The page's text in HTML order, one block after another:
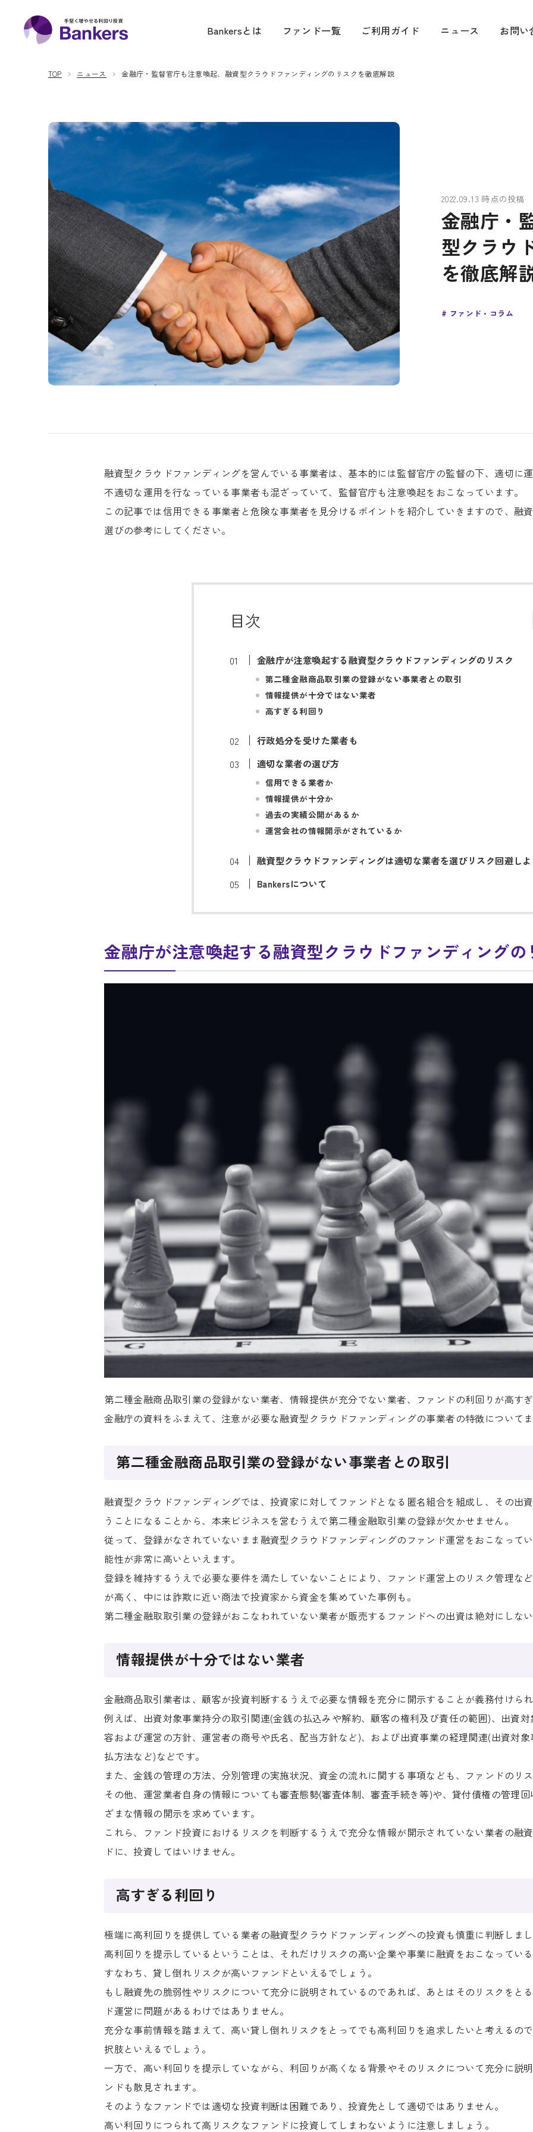
Bankersとは ファンド一覧 ご利用ガイド ニュース お問い
TOP ニュース 金融庁・監督官庁も注意喚起、融資型クラウドファンディングのリスクを徹底解説
2022.09.13 時点の投稿
金融庁・
型クラウ
を徹底解
ファンド・コラム
融資型クラウドファンディングを営んでいる事業者は、基本的には監督官庁の監督の下、適切に
不適切な運用を行なっている事業者も混ざっていて、監督官庁も注意喚起をおこなっています。
この記事では信用できる事業者と危険な事業者を見分けるポイントを紹介していきますので、融
選びの参考にしてください。
目次
金融庁が注意喚起する融資型クラウドファンディングのリスク
第二種金融商品取引業の登録がない事業者との取引
情報提供が十分ではない業者
高すぎる利回り
行政処分を受けた業者も
適切な業者の選び方
信用できる業者か
情報提供が十分か
過去の実績公開があるか
運営会社の情報開示がされているか
融資型クラウドファンディングは適切な業者を選びリスク回避しよ
Bankersについて
金融庁が注意喚起する融資型クラウドファンディングの
第二種金融商品取引業の登録がない業者、情報提供が充分でない業者、ファンドの利回りが高す
金融庁の資料をふまえて、注意が必要な融資型クラウドファンディングの事業者の特徴についてま
第二種金融商品取引業の登録がない事業者との取引
融資型クラウドファンディングでは、投資家に対してファンドとなる匿名組合を組成し、その出
うことになることから、本来ビジネスを営むうえで第二種金融取引業の登録が欠かせません。
従って、登録がなされていないまま融資型クラウドファンディングのファンド運営をおこなって
能性が非常に高いといえます。
登録を維持するうえで必要な要件を満たしていないことにより、ファンド運営上のリスク管理な
が高く、中には詐欺に近い商法で投資家から資金を集めていた事例も。
第二種金融取取引業の登録がおこなわれていない業者が販売するファンドへの出資は絶対にしない
情報提供が十分ではない業者
金融商品取引業者は、顧客が投資判断するうえで必要な情報を充分に開示することが義務付けられ
例えば、出資対象事業持分の取引関連(金銭の払込みや解約、顧客の権利及び責任の範囲)、出資
容および運営の方針、運営者の商号や氏名、配当方針など)、および出資事業の経理関連(出資対
払方法など)などです。
また、金銭の管理の方法、分別管理の実施状況、資金の流れに関する事項なども、ファンドのリ
その他、運営業者自身の情報についても審査態勢(審査体制、審査手続き等)や、貸付債権の管理
ざまな情報の開示を求めています。
これら、ファンド投資におけるリスクを判断するうえで充分な情報が開示されていない業者の融
ドに、投資してはいけません。
高すぎる利回り
極端に高利回りを提供している業者の融資型クラウドファンディングへの投資も慎重に判断しまし
高利回りを提示しているということは、それだけリスクの高い企業や事業に融資をおこなっている
すなわち、貸し倒れリスクが高いファンドといえるでしょう。
もし融資先の脆弱性やリスクについて充分に説明されているのであれば、あとはそのリスクをと
ド運営に問題があるわけではありません。
充分な事前情報を踏まえて、高い貸し倒れリスクをとってでも高利回りを追求したいと考えるの
択肢といえるでしょう。
一方で、高い利回りを提示していながら、利回りが高くなる背景やそのリスクについて充分に説
ンドも散見されます。
そのようなファンドでは適切な投資判断は困難であり、投資先として適切ではありません。
高い利回りにつられて高リスクなファンドに投資してしまわないように注意しましょう。